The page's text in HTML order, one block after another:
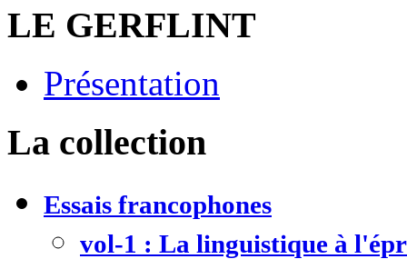
LE GERFLINT
Présentation
La collection
Essais francophones
vol-1 : La linguistique à